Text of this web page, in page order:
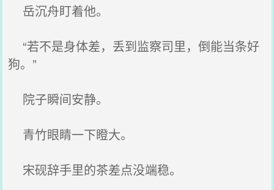
岳沉舟盯着他。
“若不是身体差，丢到监察司里，倒能当条好
狗。”
院子瞬间安静。
青竹眼睛一下瞪大。
宋砚辞手里的茶差点没端稳。